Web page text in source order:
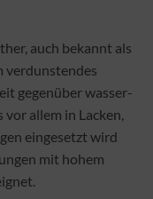
auch bekannt als
verdunstendes
gegenüber wasser-
allem in Lacken,
eingesetzt wird
mit hohem